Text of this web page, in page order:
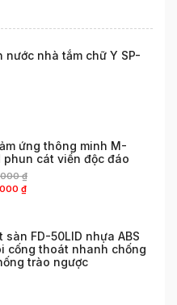
nước nhà tắm chữ Y SP-
ứng thông minh M-
phun cát viền độc đáo
₫
₫
FD-50LID nhựa ABS
cống thoát nhanh chống
trào ngược